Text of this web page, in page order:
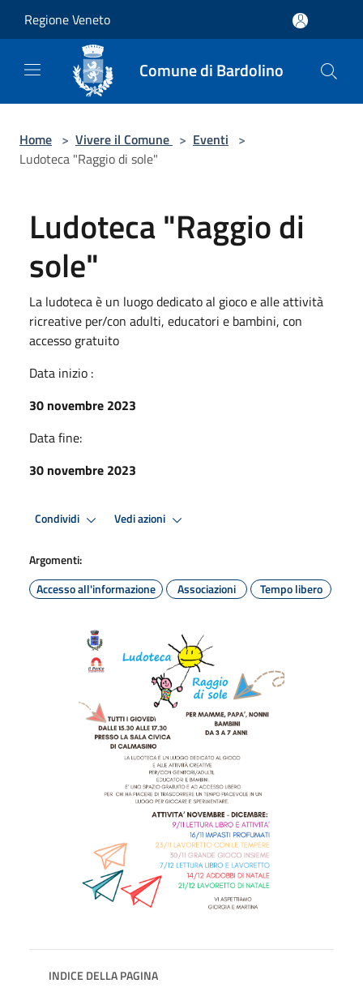
Regione Veneto
Comune di Bardolino
Home > Vivere il Comune > Eventi >
Ludoteca "Raggio di sole"
Ludoteca "Raggio di
sole"
La ludoteca è un luogo dedicato al gioco e alle attività
ricreative per/con adulti, educatori e bambini, con
accesso gratuito
Data inizio :
30 novembre 2023
Data fine:
30 novembre 2023
Condividi Vedi azioni
Argomenti:
Accesso all'informazione
Associazioni Tempo libero
INDICE DELLA PAGINA